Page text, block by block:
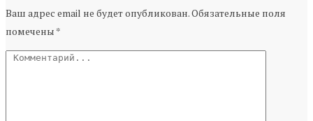
Ваш адрес email не будет опубликован.Обязательные поля
помечены *